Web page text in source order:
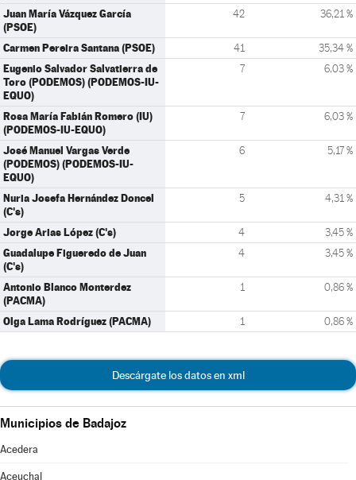
Juan María Vázquez García
(PSOE)
42 36,21 %
Carmen Pereira Santana (PSOE) 41 35,34 %
Eugenio Salvador Salvatierra de
Toro (PODEMOS) (PODEMOS-IU-
EQUO)
7 6,03 %
Rosa María Fabián Romero (IU)
(PODEMOS-IU-EQUO)
7 6,03 %
José Manuel Vargas Verde
(PODEMOS) (PODEMOS-IU-
EQUO)
6 5,17 %
Nuria Josefa Hernández Doncel
(C's)
5 4,31 %
Jorge Arias López (C's) 4 3,45 %
Guadalupe Figueredo de Juan
(C's)
4 3,45 %
Antonio Blanco Monterdez
(PACMA)
1 0,86 %
Olga Lama Rodríguez (PACMA) 1 0,86 %
Descárgate los datos en xml
Municipios de Badajoz
Acedera
Aceuchal